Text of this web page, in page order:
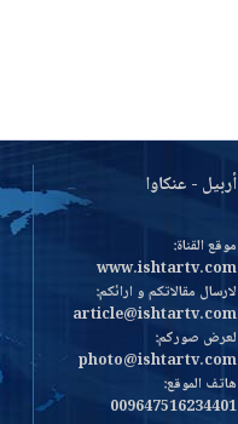
أربيل - عنكاوا
موقع القناة:
www.ishtartv.com
لارسال مقالاتكم و ارائكم:
article@ishtartv.com
لعرض صوركم:
photo@ishtartv.com
هاتف الموقع:
009647516234401